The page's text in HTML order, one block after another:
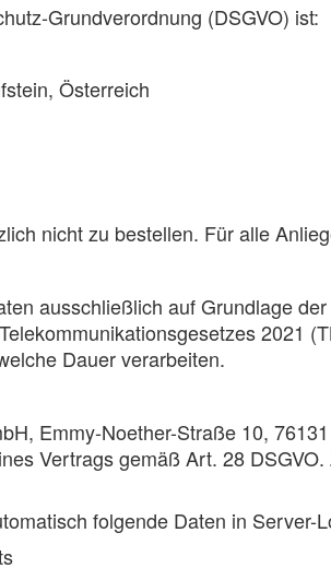
Grundverordnung (DSGVO) ist:
Österreich
nicht zu bestellen. Für alle
ausschließlich auf Grundlage
2021
Dauer verarbeiten.
Emmy-Noether-Straße 10,
Vertrags gemäß Art. 28
folgende Daten in Server-